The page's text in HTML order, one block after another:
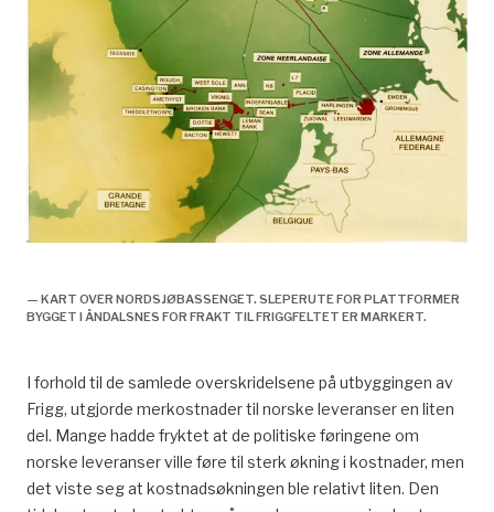
— KART OVER NORDSJØBASSENGET. SLEPERUTE FOR PLATTFORMER
BYGGET I ÅNDALSNES FOR FRAKT TIL FRIGGFELTET ER MARKERT.
I forhold til de samlede overskridelsene på utbyggingen av
Frigg, utgjorde merkostnader til norske leveranser en liten
del. Mange hadde fryktet at de politiske føringene om
norske leveranser ville føre til sterk økning i kostnader, men
det viste seg at kostnadsøkningen ble relativt liten. Den